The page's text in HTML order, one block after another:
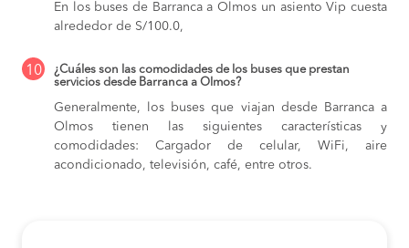
En los buses de Barranca a Olmos un asiento Vip cuesta
alrededor de S/100.0,
10
¿Cuáles son las comodidades de los buses que prestan
servicios desde Barranca a Olmos?
Generalmente, los buses que viajan desde Barranca a
Olmos tienen las siguientes características y
comodidades: Cargador de celular, WiFi, aire
acondicionado, televisión, café, entre otros.